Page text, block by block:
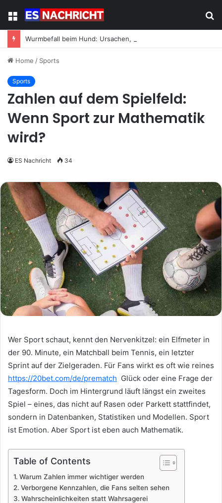
Menu
Home / Sports
Sports
Zahlen auf dem Spielfeld:
Wenn Sport zur Mathematik
wird?
ES Nachricht 34
Wer Sport schaut, kennt den Nervenkitzel: ein Elfmeter in
der 90. Minute, ein Matchball beim Tennis, ein letzter
Sprint auf der Zielgeraden. Für Fans wirkt es oft wie reines
https://20bet.com/de/prematch Glück oder eine Frage der
Tagesform. Doch im Hintergrund läuft längst ein zweites
Spiel – eines, das nicht auf Rasen oder Parkett stattfindet,
sondern in Datenbanken, Statistiken und Modellen. Sport
ist Emotion. Aber Sport ist eben auch Mathematik.
Table of Contents
Warum Zahlen immer wichtiger werden
Verborgene Kennzahlen, die Fans selten sehen
Wahrscheinlichkeiten statt Wahrsagerei